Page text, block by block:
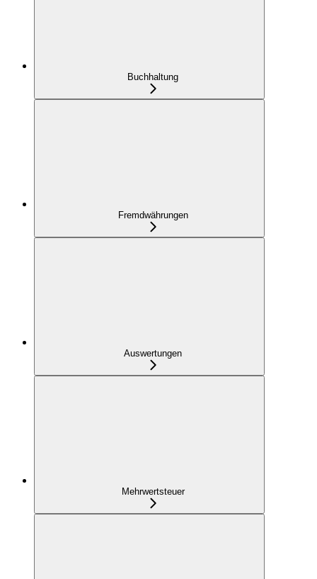
Buchhaltung
Fremdwährungen
Auswertungen
Mehrwertsteuer